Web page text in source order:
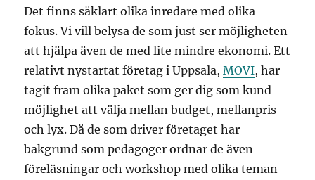
Det finns såklart olika inredare med olika
fokus. Vi vill belysa de som just ser möjligheten
att hjälpa även de med lite mindre ekonomi. Ett
relativt nystartat företag i Uppsala,MOVI, har
tagit fram olika paket som ger dig som kund
möjlighet att välja mellan budget, mellanpris
och lyx. Då de som driver företaget har
bakgrund som pedagoger ordnar de även
föreläsningar och workshop med olika teman